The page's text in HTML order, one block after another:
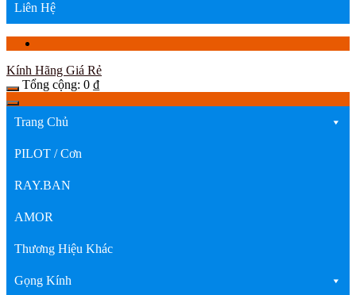
Liên Hệ
Kính Hãng Giá Rẻ
Tổng cộng: 0 ₫
Trang Chủ
PILOT / Cơn
RAY.BAN
AMOR
Thương Hiệu Khác
Gọng Kính